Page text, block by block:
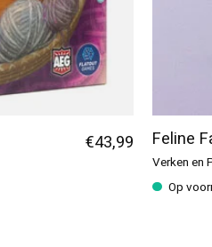
€43,99 Feline
Verken en
Op